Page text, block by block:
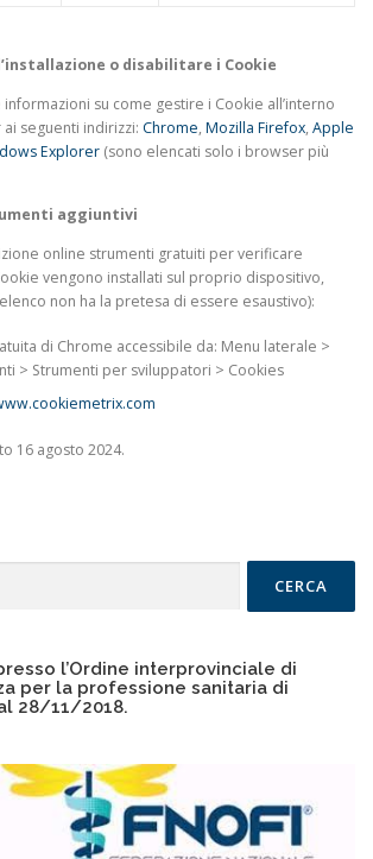
o disabilitare i Cookie
informazioni su come gestire i Cookie all’interno
seguenti indirizzi: Chrome, Mozilla Firefox, Apple
Explorer (sono elencati solo i browser più
aggiuntivi
online strumenti gratuiti per verificare
vengono installati sul proprio dispositivo,
non ha la pretesa di essere esaustivo):
di Chrome accessibile da: Menu laterale >
> Strumenti per sviluppatori > Cookies
16 agosto 2024.
l’Ordine interprovinciale di
per la professione sanitaria di
28/11/2018.